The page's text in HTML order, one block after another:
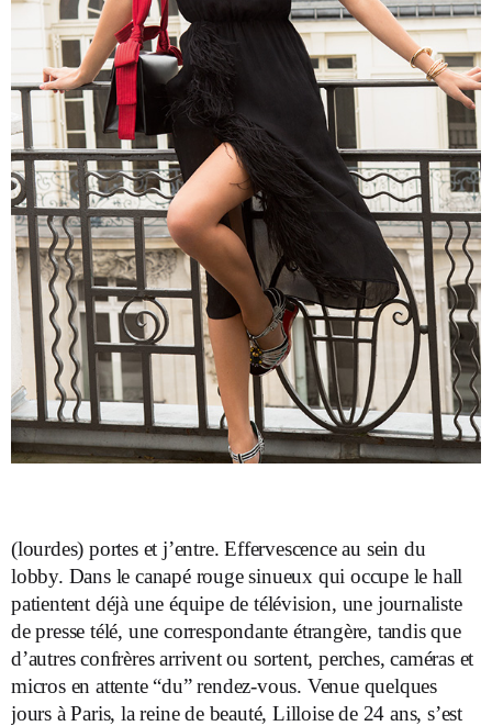
(lourdes) portes et j’entre. Effervescence au sein du
lobby. Dans le canapé rouge sinueux qui occupe le hall
patientent déjà une équipe de télévision, une journaliste
de presse télé, une correspondante étrangère, tandis que
d’autres confrères arrivent ou sortent, perches, caméras et
micros en attente “du” rendez-vous. Venue quelques
jours à Paris, la reine de beauté, Lilloise de 24 ans, s’est